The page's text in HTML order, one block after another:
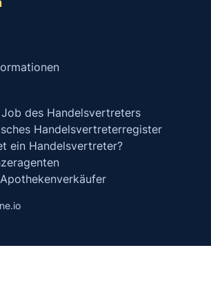
des Handelsvertreters
Handelsvertreterregister
ein Handelsvertreter?